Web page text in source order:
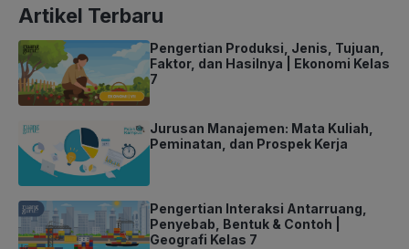
Artikel Terbaru
Pengertian Produksi, Jenis, Tujuan,
Faktor, dan Hasilnya | Ekonomi Kelas
7
Jurusan Manajemen: Mata Kuliah,
Peminatan, dan Prospek Kerja
Pengertian Interaksi Antarruang,
Penyebab, Bentuk & Contoh |
Geografi Kelas 7